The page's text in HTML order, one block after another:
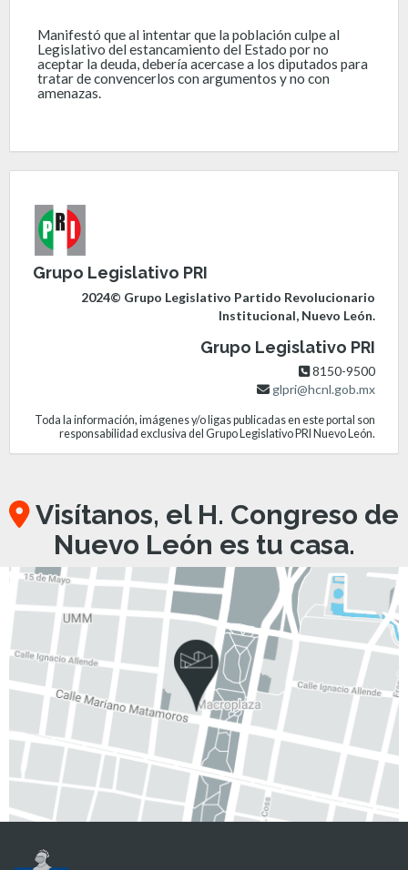
Manifestó que al intentar que la población culpe al
Legislativo del estancamiento del Estado por no
aceptar la deuda, debería acercase a los diputados para
tratar de convencerlos con argumentos y no con
amenazas.
Grupo Legislativo PRI
2024© Grupo Legislativo Partido Revolucionario
Institucional, Nuevo León.
Grupo Legislativo PRI
8150-9500
glpri@hcnl.gob.mx
Toda la información, imágenes y/o ligas publicadas en este portal son
responsabilidad exclusiva del Grupo Legislativo PRI Nuevo León.
Visítanos, el H. Congreso de
Nuevo León es tu casa.